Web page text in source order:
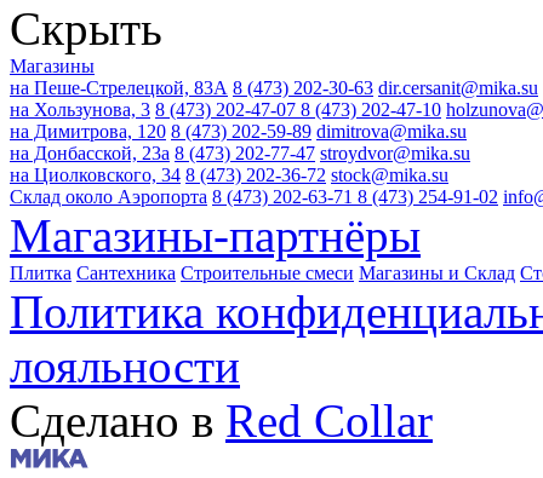
Скрыть
Магазины
на Пеше-Стрелецкой, 83А 8 (473) 202-30-63 dir.cersanit@mika.su
на Хользунова, 3 8 (473) 202-47-07 8 (473) 202-47-10
на Димитрова, 120 8 (473) 202-59-89 dimitrova@mika.su
на Донбасской, 23а 8 (473) 202-77-47 stroydvor@mika.su
на Циолковского, 34 8 (473) 202-36-72 stock@mika.su
Склад около Аэропорта 8 (473) 202-63-71 8 (473) 254-91-02
Магазины-партнёры
Плитка Сантехника Строительные смеси Магазины и Склад
Политика
лояльности
Сделано в Red Collar